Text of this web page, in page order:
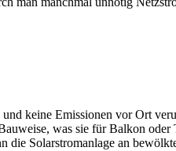
keine Emissionen vor Ort
was sie für Balkon
Solarstromanlage an